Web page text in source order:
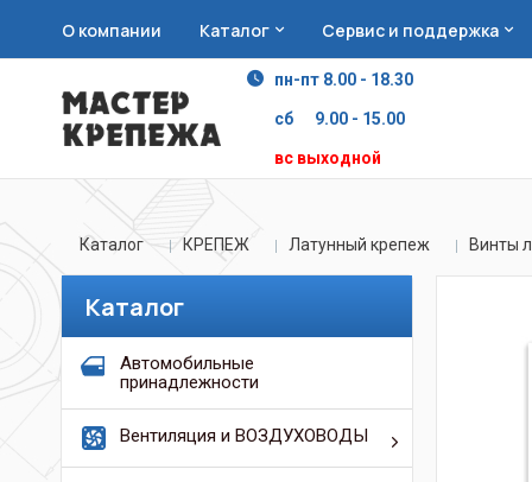
О компании Каталог Сервис и поддержка
пн-пт 8.00 - 18.30
сб 9.00 - 15.00
вс выходной
Каталог КРЕПЕЖ Латунный крепеж Винты
Каталог
Автомобильные
принадлежности
Вентиляция и ВОЗДУХОВОДЫ